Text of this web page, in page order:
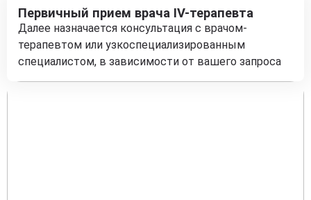
Первичный прием врача IV-терапевта
Далее назначается консультация с врачом-
терапевтом или узкоспециализированным
специалистом, в зависимости от вашего запроса